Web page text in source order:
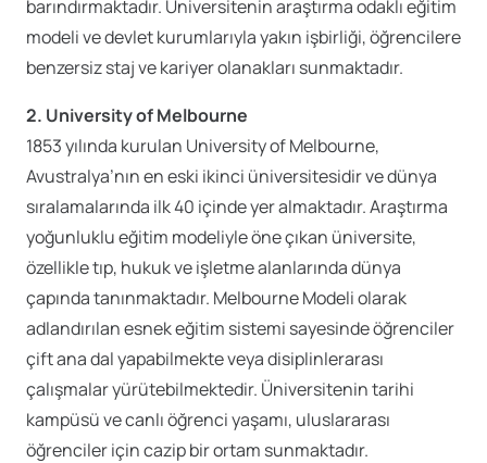
barındırmaktadır. Üniversitenin araştırma odaklı eğitim
modeli ve devlet kurumlarıyla yakın işbirliği, öğrencilere
benzersiz staj ve kariyer olanakları sunmaktadır.
2. University of Melbourne
1853 yılında kurulan University of Melbourne,
Avustralya’nın en eski ikinci üniversitesidir ve dünya
sıralamalarında ilk 40 içinde yer almaktadır. Araştırma
yoğunluklu eğitim modeliyle öne çıkan üniversite,
özellikle tıp, hukuk ve işletme alanlarında dünya
çapında tanınmaktadır. Melbourne Modeli olarak
adlandırılan esnek eğitim sistemi sayesinde öğrenciler
çift ana dal yapabilmekte veya disiplinlerarası
çalışmalar yürütebilmektedir. Üniversitenin tarihi
kampüsü ve canlı öğrenci yaşamı, uluslararası
öğrenciler için cazip bir ortam sunmaktadır.